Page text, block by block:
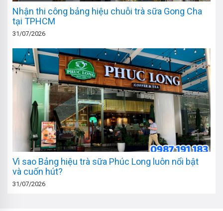
Nhận thi công bảng hiệu chuỗi trà sữa Gong Cha
tại TPHCM
31/07/2026
Vì sao Bảng hiệu trà sữa Phúc Long luôn nổi bật
và cuốn hút?
31/07/2026